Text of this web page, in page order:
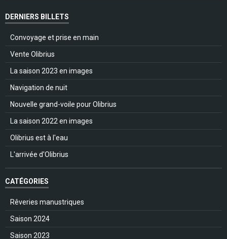
DERNIERS BILLETS
Convoyage et prise en main
Vente Olibrius
La saison 2023 en images
Navigation de nuit
Nouvelle grand-voile pour Olibrius
La saison 2022 en images
Olibrius est à l'eau
L'arrivée d'Olibrius
CATÉGORIES
Rêveries manustriques
Saison 2024
Saison 2023